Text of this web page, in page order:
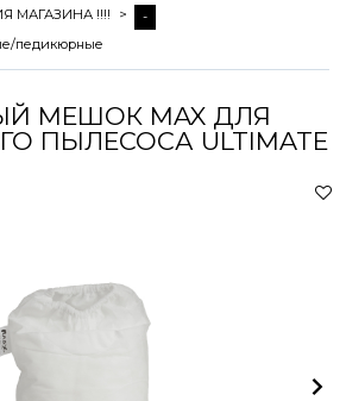
МАГАЗИНА !!!!
-
педикюрные
МЕШОК MAX ДЛЯ
ПЫЛЕСОСА ULTIMATE